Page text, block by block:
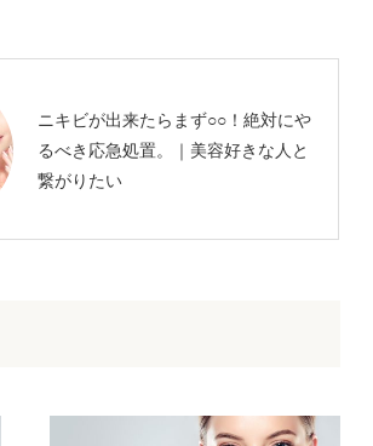
ニキビが出来たらまず○○！絶対にや
るべき応急処置。｜美容好きな人と
繋がりたい